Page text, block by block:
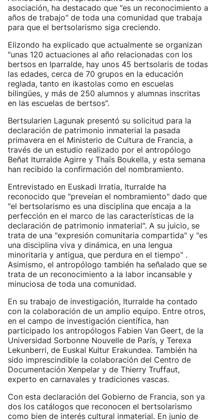
asociación, ha destacado que "es un reconocimiento a
años de trabajo" de toda una comunidad que trabaja
para que el bertsolarismo siga creciendo.
Elizondo ha explicado que actualmente se organizan
"unas 120 actuaciones al año relacionadas con los
bertsos en Iparralde, hay unos 45 bertsolaris de todas
las edades, cerca de 70 grupos en la educación
reglada, tanto en ikastolas como en escuelas
bilingües, y más de 250 alumnos y alumnas inscritas
en las escuelas de bertsos".
Bertsularien Lagunak presentó su solicitud para la
declaración de patrimonio inmaterial la pasada
primavera en el Ministerio de Cultura de Francia, a
través de un estudio realizado por el antropólogo
Beñat Iturralde Agirre y Thaïs Boukella, y esta semana
han recibido la confirmación del nombramiento.
Entrevistado en Euskadi Irratia, Iturralde ha
reconocido que "preveían el nombramiento" dado que
"el bertsolarismo es una disciplina que encaja a la
perfección en el marco de las características de la
declaración de patrimonio inmaterial". A su juicio, se
trata de una "expresión comunitaria compartida" y "es
una disciplina viva y dinámica, en una lengua
minoritaria y antigua, que perdura en el tiempo" .
Asimismo, el antropólogo también ha señalado que se
trata de un reconocimiento a la labor incansable y
minuciosa de toda una comunidad.
En su trabajo de investigación, Iturralde ha contado
con la colaboración de un amplio equipo. Entre otros,
en el campo de investigación científica, han
participado los antropólogos Fabien Van Geert, de la
Universidad Sorbonne Nouvelle de París, y Terexa
Lekunberri, de Euskal Kultur Erakundea. También ha
sido imprescindible la colaboración del Centro de
Documentación Xenpelar y de Thierry Truffaut,
experto en carnavales y tradiciones vascas.
Con esta declaración del Gobierno de Francia, son ya
dos los catálogos que reconocen el bertsolarismo
como bien de interés cultural inmaterial. En junio de